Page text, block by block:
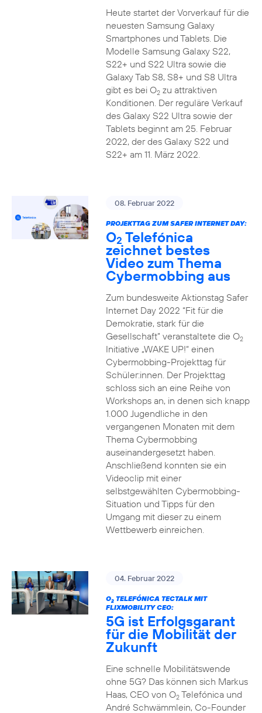
Heute startet der Vorverkauf für die
neuesten Samsung Galaxy
Smartphones und Tablets. Die
Modelle Samsung Galaxy S22,
S22+ und S22 Ultra sowie die
Galaxy Tab S8, S8+ und S8 Ultra
gibt es bei O2zu attraktiven
Konditionen. Der reguläre Verkauf
des Galaxy S22 Ultra sowie der
Tablets beginnt am 25. Februar
2022, der des Galaxy S22 und
S22+ am 11. März 2022.
08. Februar 2022
PROJEKTTAG ZUM SAFER INTERNET DAY:
O2 Telefónica
zeichnet bestes
Video zum Thema
Cybermobbing aus
Zum bundesweite Aktionstag Safer
Internet Day 2022 “Fit für die
Demokratie, stark für die
Gesellschaft” veranstaltete die O2
Initiative „WAKE UP!“ einen
Cybermobbing-Projekttag für
Schüler:innen. Der Projekttag
schloss sich an eine Reihe von
Workshops an, in denen sich knapp
1.000 Jugendliche in den
vergangenen Monaten mit dem
Thema Cybermobbing
auseinandergesetzt haben.
Anschließend konnten sie ein
Videoclip mit einer
selbstgewählten Cybermobbing-
Situation und Tipps für den
Umgang mit dieser zu einem
Wettbewerb einreichen.
04. Februar 2022
O2TELEFÓNICA TECTALK MIT
FLIXMOBILITY CEO:
5G ist Erfolgsgarant
für die Mobilität der
Zukunft
Eine schnelle Mobilitätswende
ohne 5G? Das können sich Markus
Haas, CEO von O2Telefónica und
André Schwämmlein, Co-Founder